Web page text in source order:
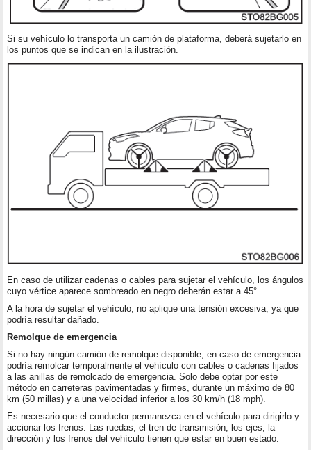
Si su vehículo lo transporta un camión de plataforma, deberá sujetarlo en
los puntos que se indican en la ilustración.
En caso de utilizar cadenas o cables para sujetar el vehículo, los ángulos
cuyo vértice aparece sombreado en negro deberán estar a 45°.
A la hora de sujetar el vehículo, no aplique una tensión excesiva, ya que
podría resultar dañado.
Remolque de emergencia
Si no hay ningún camión de remolque disponible, en caso de emergencia
podría remolcar temporalmente el vehículo con cables o cadenas fijados
a las anillas de remolcado de emergencia. Solo debe optar por este
método en carreteras pavimentadas y firmes, durante un máximo de 80
km (50 millas) y a una velocidad inferior a los 30 km/h (18 mph).
Es necesario que el conductor permanezca en el vehículo para dirigirlo y
accionar los frenos. Las ruedas, el tren de transmisión, los ejes, la
dirección y los frenos del vehículo tienen que estar en buen estado.